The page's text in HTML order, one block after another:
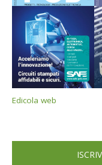
Edicola web